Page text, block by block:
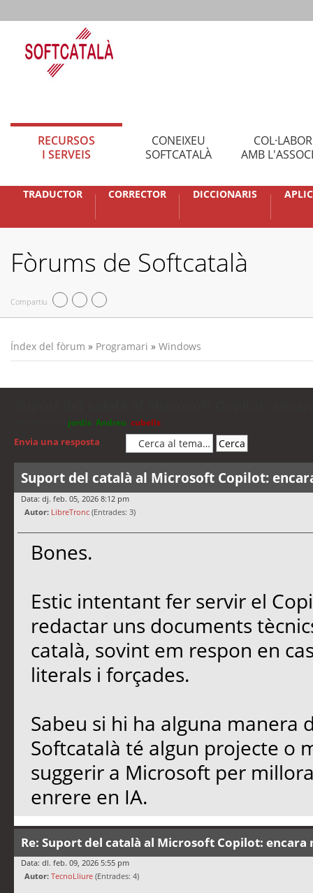
RECURSOS
I SERVEIS
CONEIXEU
SOFTCATALÀ
AMB
TRADUCTOR CORRECTOR DICCIONARIS
Fòrums de Softcatalà
Compartiu
Índex del fòrum » Programari » Windows
jordis Andreu cubells
Envia una resposta
Suport del català al Microsoft Copilot:
Data: dj. feb. 05, 2026 8:12 pm
Autor: LibreTronc (Entrades: 3)
Bones.
Estic intentant fer servir el
redactar uns documents
català, sovint em respon en
literals i forçades.
Sabeu si hi ha alguna manera
Softcatalà té algun projecte o
suggerir a Microsoft per
enrere en IA.
Re: Suport del català al Microsoft Copilot:
Data: dl. feb. 09, 2026 5:55 pm
Autor: TecnoLliure (Entrades: 4)